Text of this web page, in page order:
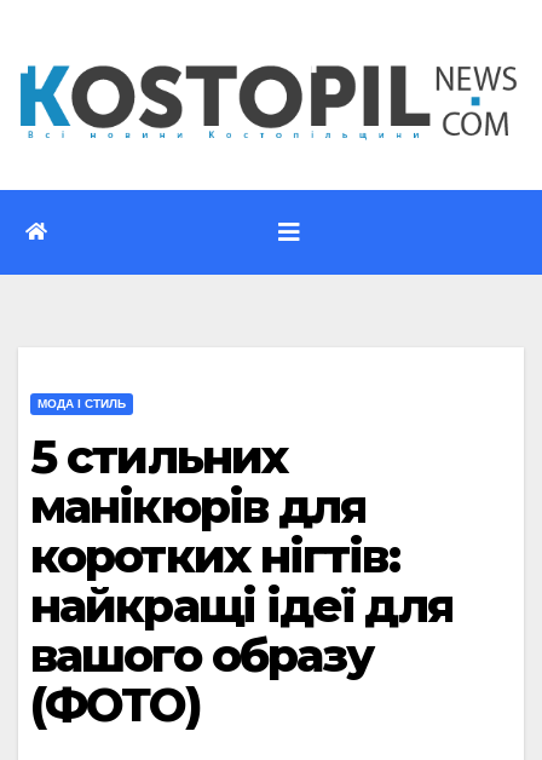
вмісту
МОДА І СТИЛЬ
5 стильних
манікюрів для
коротких нігтів:
найкращі ідеї для
вашого образу
(ФОТО)